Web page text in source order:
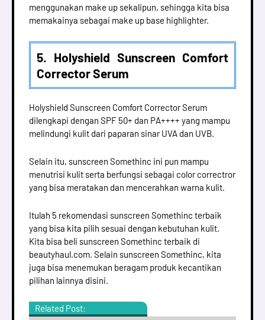
menggunakan make up sekalipun, sehingga kita bisa
memakainya sebagai make up base highlighter.
5. Holyshield Sunscreen Comfort
Corrector Serum
Holyshield Sunscreen Comfort Corrector Serum
dilengkapi dengan SPF 50+ dan PA++++ yang mampu
melindungi kulit dari paparan sinar UVA dan UVB.
Selain itu, sunscreen Somethinc ini pun mampu
menutrisi kulit serta berfungsi sebagai color correctror
yang bisa meratakan dan mencerahkan warna kulit.
Itulah 5 rekomendasi sunscreen Somethinc terbaik
yang bisa kita pilih sesuai dengan kebutuhan kulit.
Kita bisa beli sunscreen Somethinc terbaik di
beautyhaul.com. Selain sunscreen Somethinc, kita
juga bisa menemukan beragam produk kecantikan
pilihan lainnya disini.
Related Post: